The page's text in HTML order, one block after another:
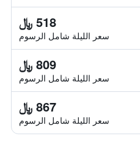
518 ﷼
سعر الليلة شامل الرسوم
809 ﷼
سعر الليلة شامل الرسوم
867 ﷼
سعر الليلة شامل الرسوم